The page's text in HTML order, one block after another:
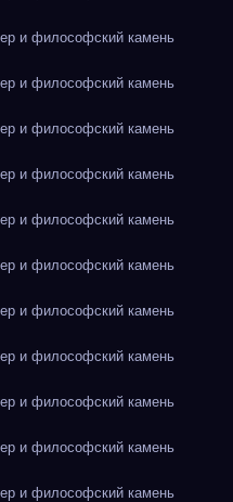
и философский камень
и философский камень
и философский камень
и философский камень
и философский камень
и философский камень
и философский камень
и философский камень
и философский камень
и философский камень
и философский камень